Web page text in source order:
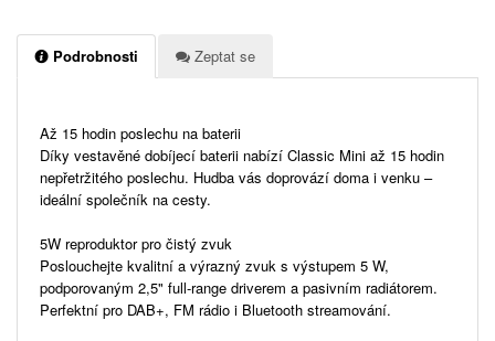
Podrobnosti Zeptat se
Až 15 hodin poslechu na baterii
Díky vestavěné dobíjecí baterii nabízí Classic Mini až 15 hodin
nepřetržitého poslechu. Hudba vás doprovází doma i venku –
ideální společník na cesty.
5W reproduktor pro čistý zvuk
Poslouchejte kvalitní a výrazný zvuk s výstupem 5 W,
podporovaným 2,5" full-range driverem a pasivním radiátorem.
Perfektní pro DAB+, FM rádio i Bluetooth streamování.